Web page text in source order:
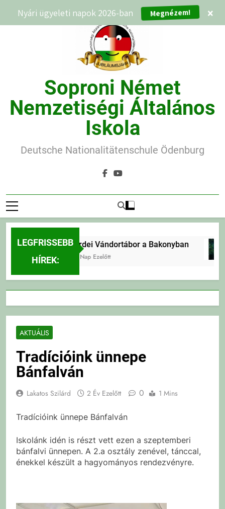
Soproni Német
Nemzetiségi Általános
Iskola
Deutsche Nationalitätenschule Ödenburg
LEGFRISSEBB
HÍREK:
Erdei Vándortábor a Bakonyban
2 Nap Ezelőtt
AKTUÁLIS
Tradícióink ünnepe
Bánfalván
Lakatos Szilárd 2 Év Ezelőtt 0 1 Mins
Tradícióink ünnepe Bánfalván
Iskolánk idén is részt vett ezen a szeptemberi
bánfalvi ünnepen. A 2.a osztály zenével, tánccal,
énekkel készült a hagyományos rendezvényre.
Nyári ügyeleti napok 2026-ban Megnézem! ×